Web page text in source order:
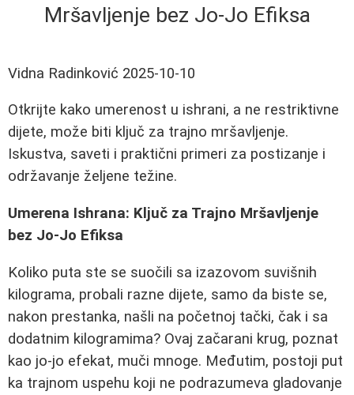
Mršavljenje bez Jo-Jo Efiksa
Vidna Radinković 2025-10-10
Otkrijte kako umerenost u ishrani, a ne restriktivne
dijete, može biti ključ za trajno mršavljenje.
Iskustva, saveti i praktični primeri za postizanje i
održavanje željene težine.
Umerena Ishrana: Ključ za Trajno Mršavljenje
bez Jo-Jo Efiksa
Koliko puta ste se suočili sa izazovom suvišnih
kilograma, probali razne dijete, samo da biste se,
nakon prestanka, našli na početnoj tački, čak i sa
dodatnim kilogramima? Ovaj začarani krug, poznat
kao jo-jo efekat, muči mnoge. Međutim, postoji put
ka trajnom uspehu koji ne podrazumeva gladovanje